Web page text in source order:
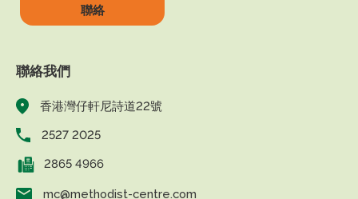
聯絡
聯絡我們
香港灣仔軒尼詩道22號
2527 2025
2865 4966
mc@methodist-centre.com